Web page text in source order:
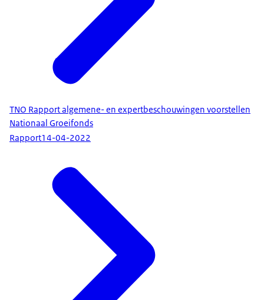
TNO Rapport algemene- en expertbeschouwingen voorstellen
Nationaal Groeifonds
Rapport14-04-2022